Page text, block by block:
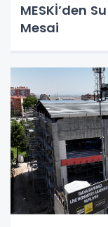
MESKİ’den
Mesai